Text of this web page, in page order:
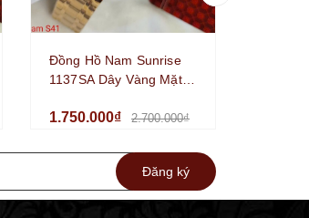
Đồng Hồ Nam Sunrise
1137SA Dây Vàng Mặt
41mm Chính Hãng
1.750.000₫ 2.700.000₫
Đăng ký